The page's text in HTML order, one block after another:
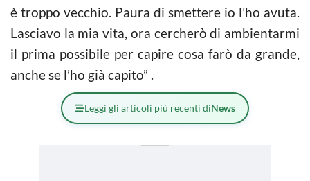
è troppo vecchio. Paura di smettere io l’ho avuta.
Lasciavo la mia vita, ora cercherò di ambientarmi
il prima possibile per capire cosa farò da grande,
anche se l’ho già capito” .
Leggi gli articoli più recenti diNews